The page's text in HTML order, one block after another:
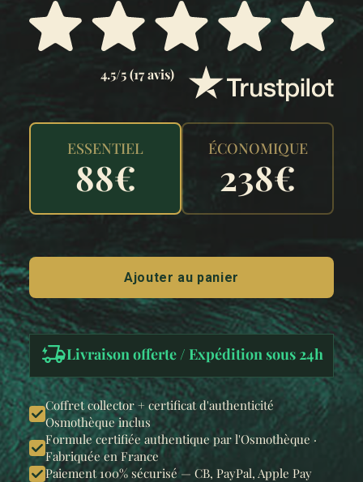
4.5/5 (17 avis)
ESSENTIEL
88€
ÉCONOMIQUE
238€
Ajouter au panier
Livraison offerte / Expédition sous 24h
Coffret collector + certificat d'authenticité
Osmothèque inclus
Formule certifiée authentique par l'Osmothèque ·
Fabriquée en France
Paiement 100% sécurisé — CB, PayPal, Apple Pay